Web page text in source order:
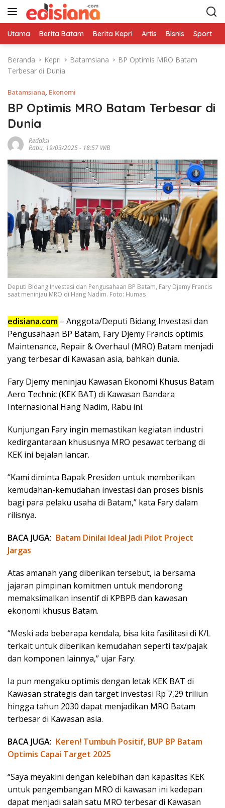
Utama Berita Batam Berita Kepri Artis Bisnis Sport
Beranda Kepri Batamsiana
BP Optimis MRO Batam
Terbesar di Dunia
Batamsiana, Ekonomi
BP Optimis MRO Batam Terbesar di
Dunia
Redaksi
Rabu, 19/03/2025 - 18:57 WIB
Deputi Bidang Investasi dan Pengusahaan BP Batam, Fary Djemy Francis
saat meninjau MRO di Hang Nadim. Foto: Humas
edisiana.com – Anggota/Deputi Bidang Investasi dan
Pengusahaan BP Batam, Fary Djemy Francis optimis
Maintenance, Repair & Overhaul (MRO) Batam menjadi
yang terbesar di Kawasan asia, bahkan dunia.
Fary Djemy meninjau Kawasan Ekonomi Khusus Batam
Aero Technic (KEK BAT) di Kawasan Bandara
Internasional Hang Nadim, Rabu ini.
Kunjungan Fary ingin memastikan kegiatan industri
kedirgantaraan khususnya MRO pesawat terbang di
KEK ini bejalan lancar.
“Kami diminta Bapak Presiden untuk memberikan
kemudahan-kemudahan investasi dan proses bisnis
bagi para pelaku usaha di Batam,” kata Fary dalam
rilisnya.
BACA JUGA: Batam Dinilai Ideal Jadi Pilot Project
Jargas
Atas amanah yang diberikan tersebut, ia bersama
jajaran pimpinan komitmen untuk mendorong
memaksimalkan insentif di KPBPB dan kawasan
ekonomi khusus Batam.
“Meski ada beberapa kendala, bisa kita fasilitasi di K/L
terkait untuk diberikan kemudahan seperti tax/pajak
dan komponen lainnya,” ujar Fary.
Ia pun mengaku optimis dengan letak KEK BAT di
Kawasan strategis dan target investasi Rp 7,29 triliun
hingga tahun 2030 dapat menjadikan MRO Batam
terbesar di Kawasan asia.
BACA JUGA: Keren! Tumbuh Positif, BUP BP Batam
Optimis Capai Target 2025
“Saya meyakini dengan kelebihan dan kapasitas KEK
untuk pengembangan MRO di kawasan ini kedepan
dapat menjadi salah satu MRO terbesar di Kawasan